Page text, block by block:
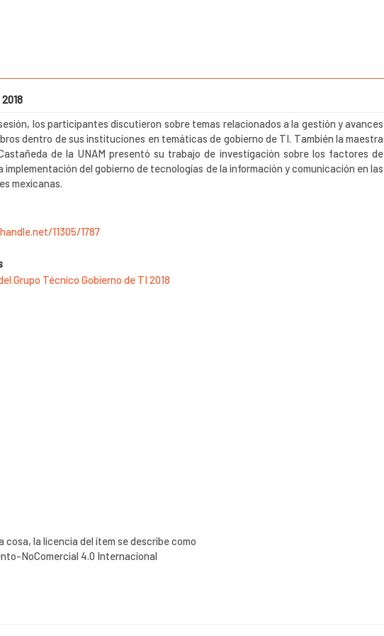
los participantes discutieron sobre temas relacionados a la gestión y avances
dentro de sus instituciones en temáticas de gobierno de TI. También la maestra
de la UNAM presentó su trabajo de investigación sobre los factores de
implementación del gobierno de tecnologías de la información y comunicación en las
mexicanas.
11305/1787
Grupo Técnico Gobierno de TI 2018
cosa, la licencia del ítem se describe como
NoComercial 4.0 Internacional